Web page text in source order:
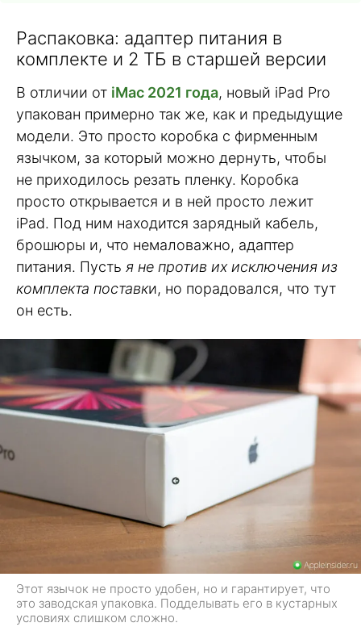
Распаковка: адаптер питания в
комплекте и 2 ТБ в старшей версии
В отличии от iMac 2021 года, новый iPad Pro
упакован примерно так же, как и предыдущие
модели. Это просто коробка с фирменным
язычком, за который можно дернуть, чтобы
не приходилось резать пленку. Коробка
просто открывается и в ней просто лежит
iPad. Под ним находится зарядный кабель,
брошюры и, что немаловажно, адаптер
питания. Пусть я не против их исключения из
комплекта поставки, но порадовался, что тут
он есть.
Этот язычок не просто удобен, но и гарантирует, что
это заводская упаковка. Подделывать его в кустарных
условиях слишком сложно.